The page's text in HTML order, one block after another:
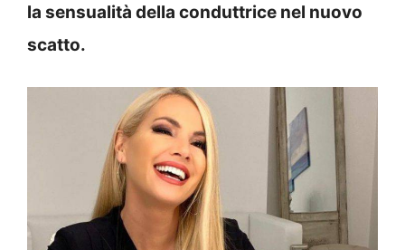
la sensualità della conduttrice nel nuovo
scatto.